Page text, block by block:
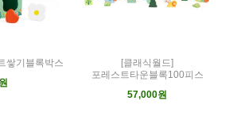
쌓기블록박스
[클래식월드]
포레스트타운블록100피스
57,000원